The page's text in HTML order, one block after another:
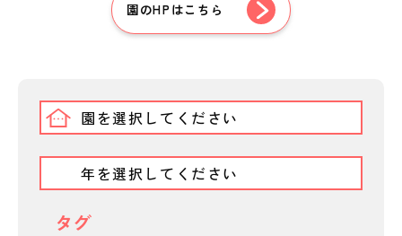
園のHPはこちら
タグ